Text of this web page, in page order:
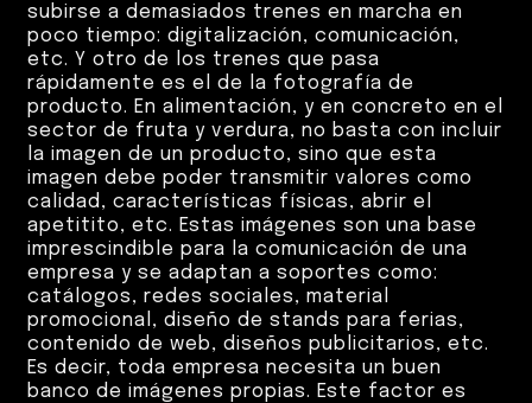
subirse a demasiados trenes en marcha en
poco tiempo: digitalización, comunicación,
etc. Y otro de los trenes que pasa
rápidamente es el de la fotografía de
producto. En alimentación, y en concreto en el
sector de fruta y verdura, no basta con incluir
la imagen de un producto, sino que esta
imagen debe poder transmitir valores como
calidad, características físicas, abrir el
apetitito, etc. Estas imágenes son una base
imprescindible para la comunicación de una
empresa y se adaptan a soportes como:
catálogos, redes sociales, material
promocional, diseño de stands para ferias,
contenido de web, diseños publicitarios, etc.
Es decir, toda empresa necesita un buen
banco de imágenes propias. Este factor es